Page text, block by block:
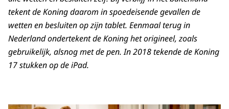
tekent de Koning daarom in spoedeisende gevallen de
wetten en besluiten op zijn tablet. Eenmaal terug in
Nederland ondertekent de Koning het origineel, zoals
gebruikelijk, alsnog met de pen. In 2018 tekende de Koning
17 stukken op de iPad.